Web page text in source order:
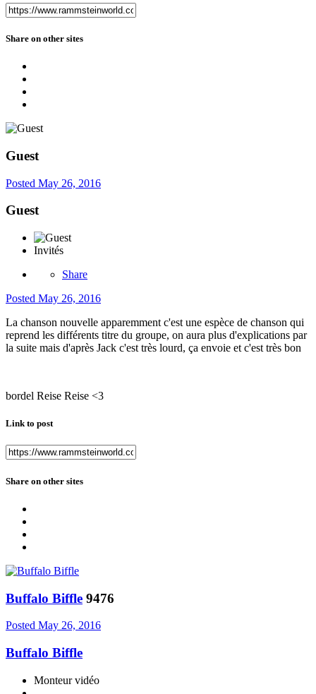
Share on other sites
Guest
Posted May 26, 2016
Guest
Invités
Share
Posted May 26, 2016
La chanson nouvelle apparemment c'est une espèce de chanson qui
reprend les différents titre du groupe, on aura plus d'explications par
la suite mais d'après Jack c'est très lourd, ça envoie et c'est très bon
bordel Reise Reise <3
Link to post
Share on other sites
Buffalo Biffle 9476
Posted May 26, 2016
Buffalo Biffle
Monteur vidéo